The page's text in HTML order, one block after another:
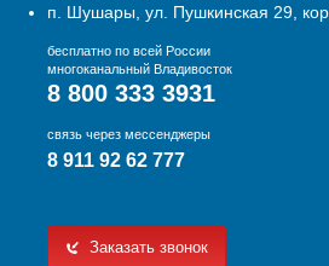
п. Шушары, ул. Пушкинская 29,
бесплатно по всей России
многоканальный Владивосток
8 800 333 3931
связь через мессенджеры
8 911 92 62 777
Заказать звонок